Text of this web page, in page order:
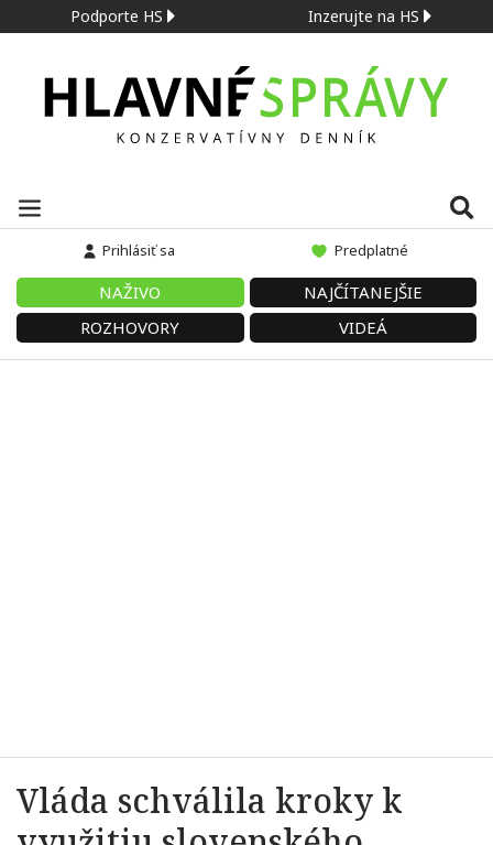
Podporte HS Inzerujte na HS
Prihlásiť sa Predplatné
NAŽIVO
NAJČÍTANEJŠIE
ROZHOVORY
VIDEÁ
Vláda schválila kroky k